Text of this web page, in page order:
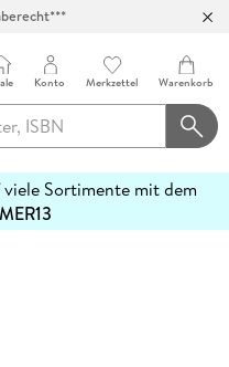
Konto Merkzettel Warenkorb
Sortimente mit dem